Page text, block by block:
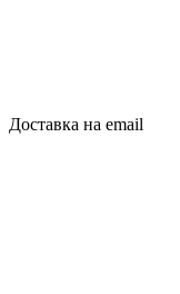
Доставка на email